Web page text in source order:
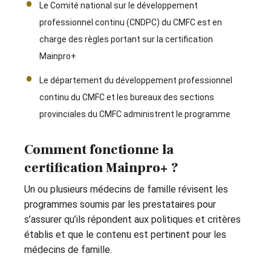
Le Comité national sur le développement
professionnel continu (CNDPC) du CMFC est en
charge des règles portant sur la certification
Mainpro+
Le département du développement professionnel
continu du CMFC et les bureaux des sections
provinciales du CMFC administrent le programme
Comment fonctionne la
certification Mainpro+ ?
Un ou plusieurs médecins de famille révisent les
programmes soumis par les prestataires pour
s’assurer qu’ils répondent aux politiques et critères
établis et que le contenu est pertinent pour les
médecins de famille.